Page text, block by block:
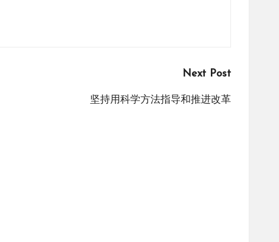
Next Post
坚持用科学方法指导和推进改革